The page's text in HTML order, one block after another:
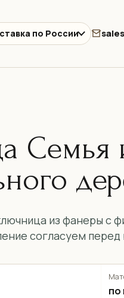
по России
Семья
из фанеры с
согласуем
по